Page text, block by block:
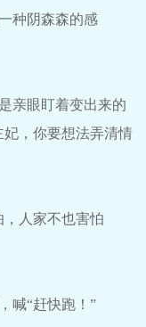
种阴森森的感
亲眼盯着变出来的
妃，你要想法弄清情
人家不也害怕
喊“赶快跑！”